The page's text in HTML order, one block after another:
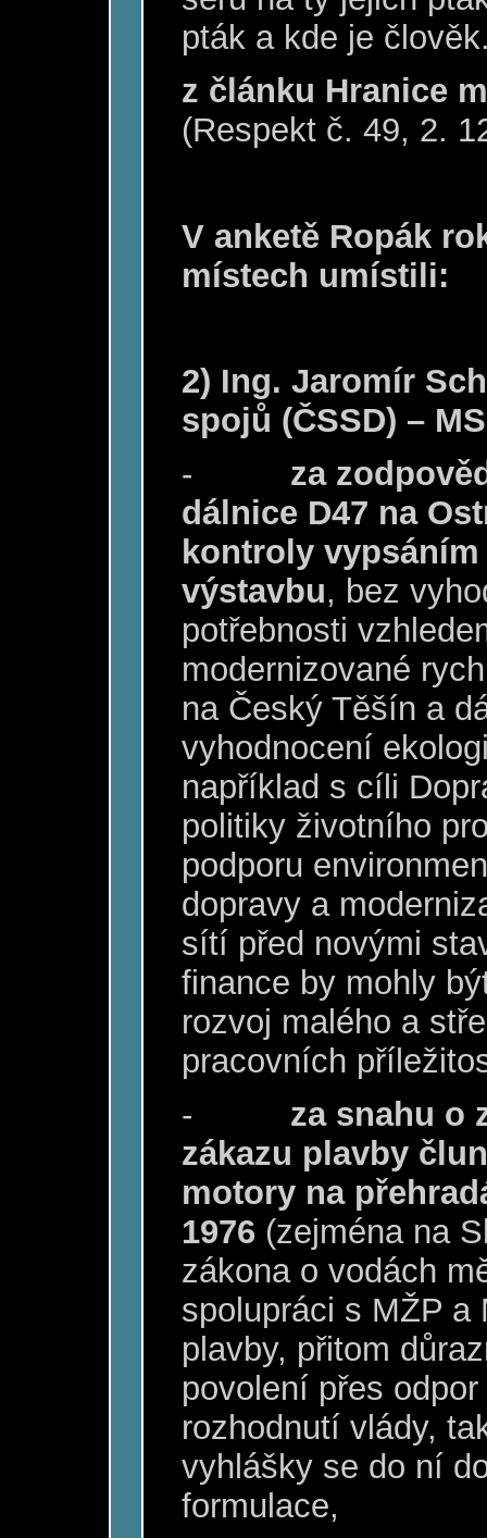
pták a kde je
z článku Hranice
(Respekt č. 49, 2.
V anketě Ropák
místech umístili:
2) Ing. Jaromír
spojů (ČSSD) –
-
za
dálnice D47 na
kontroly
výstavbu, bez
potřebnosti
modernizované
na Český Těšín a
vyhodnocení
například s cíli
politiky životního
podporu
dopravy a
sítí před novými
finance by mohly
rozvoj malého a
pracovních
-
za snahu o
zákazu plavby
motory na
1976 (zejména na
zákona o vodách
spolupráci s MŽP a
plavby, přitom
povolení přes
rozhodnutí vlády,
vyhlášky se do ní
formulace,